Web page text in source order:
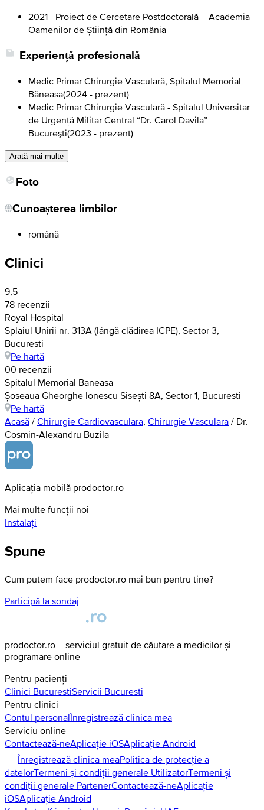
2021 - Proiect de Cercetare Postdoctorală – Academia
Oamenilor de Știință din România
Experiență profesională
Medic Primar Chirurgie Vasculară, Spitalul Memorial
Băneasa(2024 - prezent)
Medic Primar Chirurgie Vascularǎ - Spitalul Universitar
de Urgențǎ Militar Central “Dr. Carol Davila”
Bucureşti(2023 - prezent)
Arată mai multe
Foto
Cunoașterea limbilor
română
Clinici
9,5
78 recenzii
Royal Hospital
Splaiul Unirii nr. 313A (lângă clădirea ICPE), Sector 3,
Bucuresti
Pe hartă
00 recenzii
Spitalul Memorial Baneasa
Șoseaua Gheorghe Ionescu Sisești 8A, Sector 1, Bucuresti
Pe hartă
Acasă / Chirurgie Cardiovasculara, Chirurgie Vasculara / Dr.
Cosmin-Alexandru Buzila
Aplicația mobilă prodoctor.ro
Mai multe funcții noi
Instalați
Spune
Cum putem face prodoctor.ro mai bun pentru tine?
Participă la sondaj
prodoctor.ro – serviciul gratuit de căutare a medicilor și
programare online
Pentru pacienți
Clinici BucurestiServicii Bucuresti
Pentru clinici
Contul personalÎnregistrează clinica mea
Serviciu online
Contactează-neAplicație iOSAplicație Android
Înregistrează clinica meaPolitica de protecție a
datelorTermeni și condiții generale UtilizatorTermeni și
condiții generale PartenerContactează-neAplicație
iOSAplicație Android